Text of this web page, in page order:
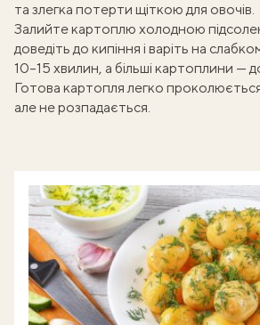
та злегка потерти щіткою для овочів.
Залийте картоплю холодною
доведіть до кипіння і варіть на
10–15 хвилин, а більші картоплини —
Готова картопля легко
але не розпадається.